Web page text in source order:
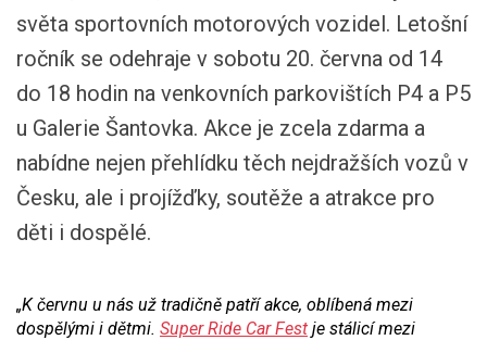
světa sportovních motorových vozidel. Letošní
ročník se odehraje v sobotu 20. června od 14
do 18 hodin na venkovních parkovištích P4 a P5
u Galerie Šantovka. Akce je zcela zdarma a
nabídne nejen přehlídku těch nejdražších vozů v
Česku, ale i projížďky, soutěže a atrakce pro
děti i dospělé.
„K červnu u nás už tradičně patří akce, oblíbená mezi
dospělými i dětmi. Super Ride Car Fest je stálicí mezi